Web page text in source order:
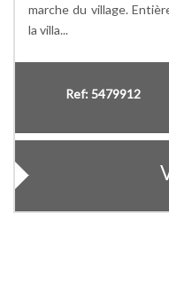
marche du village.
la villa...
Ref: 5479912